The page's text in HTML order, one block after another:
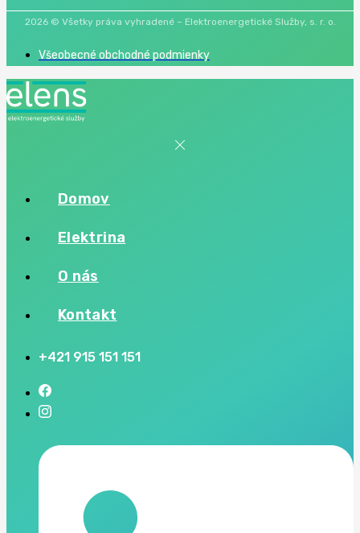
2026 © Všetky práva vyhradené – Elektroenergetické Služby, s. r. o.
Všeobecné obchodné podmienky
Domov
Elektrina
O nás
Kontakt
+421 915 151 151